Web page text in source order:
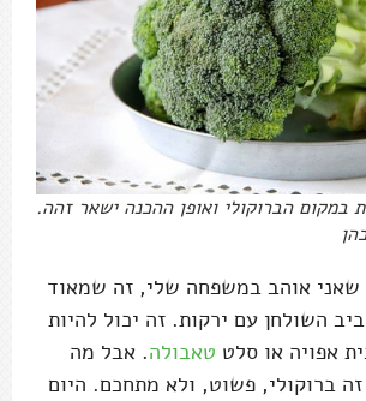
במקום הברוקולי ואופן ההכנה ישאר זהה.
אוהב במשפחה שלי, זה שמאוד
השולחן עם ירקות. זה יכול להיות
אפויה או סלט טאבולה. אבל מה
ברוקולי, פשוט, ולא מתחכם. היום